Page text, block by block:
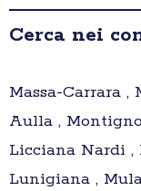
Cerca nei
Massa-Carrara ,
Aulla ,
Licciana Nardi
Lunigiana ,